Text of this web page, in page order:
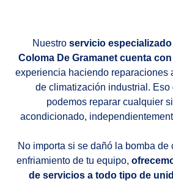
Nuestro servicio
Coloma De Gramanet cuenta
experiencia haciendo reparaciones
de climatización industrial. Eso
podemos reparar cualquier
acondicionado,
No importa si se dañó la bomba de
enfriamiento de tu equipo,
de servicios a todo tipo de